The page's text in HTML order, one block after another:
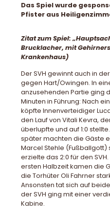
Das Spiel wurde
Pfister aus
Zitat zum Spiel:
Brucklacher, mit
Krankenhaus)
Der SVH gewinnt auch in
gegen Hart/Owingen. In
anzusehenden Partie ging
Minuten in Führung: Nach
köpfte Innenverteidiger
den Lauf von Vitali Kevra,
überlupfte und auf 1:0
später machten die Gäste
Marcel Stehle
erzielte das 2:0 für den
ersten Halbzeit kamen die
die Torhüter Oli Fahrner
Ansonsten tat sich auf
der SVH ging mit einer
Kabine.